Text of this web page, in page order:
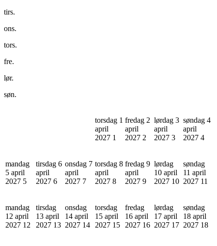
tirs.
ons.
tors.
fre.
lør.
søn.
torsdag 1
april
2027 1
fredag 2
april
2027 2
lørdag 3
april
2027 3
søndag 4
april
2027 4
mandag
5 april
2027 5
tirsdag 6
april
2027 6
onsdag 7
april
2027 7
torsdag 8
april
2027 8
fredag 9
april
2027 9
lørdag
10 april
2027 10
søndag
11 april
2027 11
mandag
12 april
2027 12
tirsdag
13 april
2027 13
onsdag
14 april
2027 14
torsdag
15 april
2027 15
fredag
16 april
2027 16
lørdag
17 april
2027 17
søndag
18 april
2027 18